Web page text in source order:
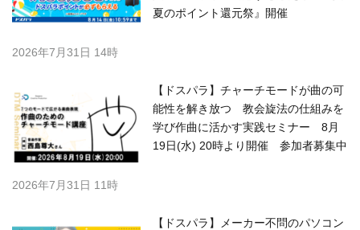
夏のポイント還元祭』開催
2026年7月31日 14時
【ドスパラ】チャーチモードが曲の可
能性を解き放つ 教会旋法の仕組みを
学び作曲に活かす実践セミナー 8月
19日(水) 20時より開催 参加者募集中
2026年7月31日 11時
【ドスパラ】メーカー不問のパソコン